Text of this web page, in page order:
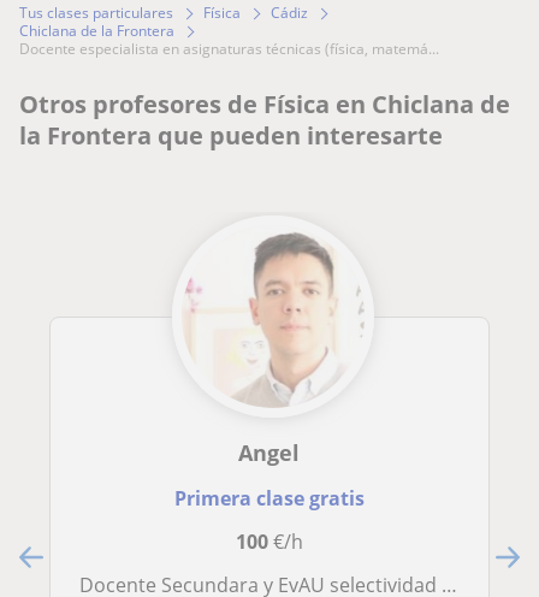
Tus clases particulares Física
Cádiz
Chiclana de la Frontera
docente especialista en asignaturas técnicas (física, matemá...
Otros profesores de Física en Chiclana de
la Frontera que pueden interesarte
Angel
Primera clase gratis
100€/h
Docente Secundara y EvAU selectividad online y presencial